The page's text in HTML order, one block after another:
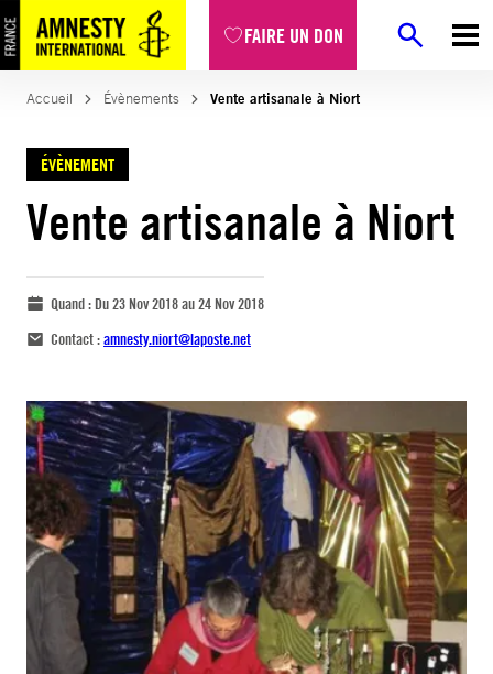
FAIRE UN DON
Accueil Évènements Vente artisanale à Niort
ÉVÈNEMENT
Vente artisanale à Niort
Quand :Du 23 Nov 2018 au 24 Nov 2018
Contact :amnesty.niort@laposte.net